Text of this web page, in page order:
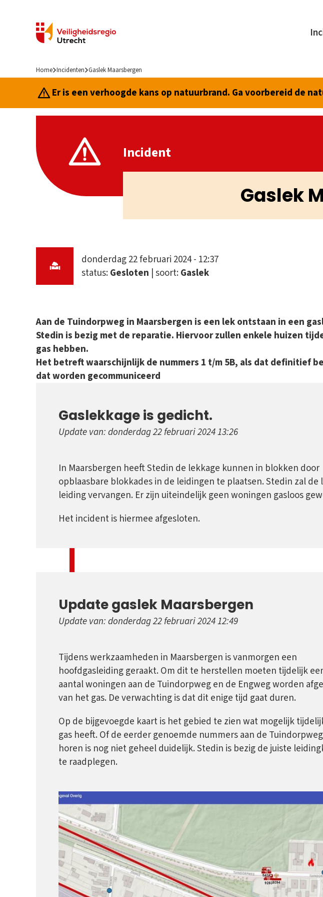
Home Incidenten Gaslek Maarsbergen
Er is een verhoogde kans op natuurbrand. Ga voorbereid de
Incident
Gaslek
donderdag 22 februari 2024 - 12:37
status:Gesloten | soort:Gaslek
Aan de Tuindorpweg in Maarsbergen is een lek ontstaan in een
Stedin is bezig met de reparatie. Hiervoor zullen enkele huizen
gas hebben.
Het betreft waarschijnlijk de nummers 1 t/m 5B, als dat definitief
dat worden gecommuniceerd
Gaslekkage is gedicht.
Update van: donderdag 22 februari 2024 13:26
In Maarsbergen heeft Stedin de lekkage kunnen in blokken door
opblaasbare blokkades in de leidingen te plaatsen. Stedin zal de
leiding vervangen. Er zijn uiteindelijk geen woningen gasloos
Het incident is hiermee afgesloten.
Update gaslek Maarsbergen
Update van: donderdag 22 februari 2024 12:49
Tijdens werkzaamheden in Maarsbergen is vanmorgen een
hoofdgasleiding geraakt. Om dit te herstellen moeten tijdelijk
aantal woningen aan de Tuindorpweg en de Engweg worden
van het gas. De verwachting is dat dit enige tijd gaat duren.
Op de bijgevoegde kaart is het gebied te zien wat mogelijk
gas heeft. Of de eerder genoemde nummers aan de
horen is nog niet geheel duidelijk. Stedin is bezig de juiste
te raadplegen.